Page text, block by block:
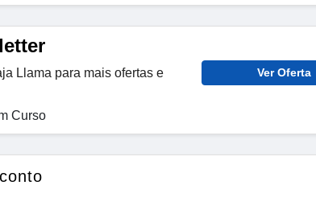
Llama para mais ofertas e
Curso
Ver Oferta